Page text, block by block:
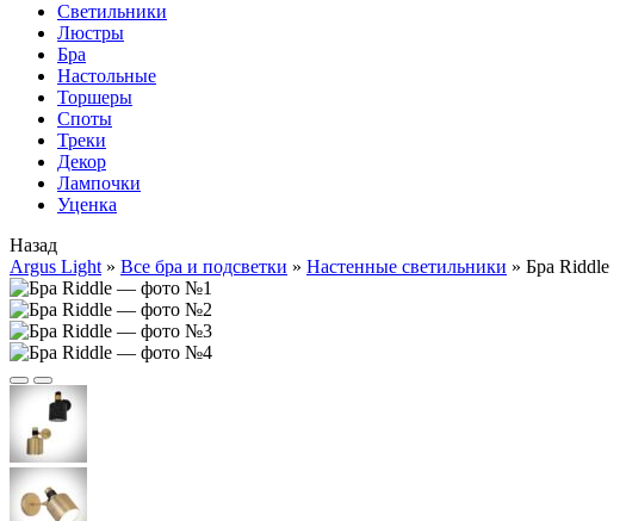
Cветильники
Люстры
Бра
Настольные
Торшеры
Споты
Треки
Декор
Лампочки
Уценка
Назад
Argus Light » Все бра и подсветки » Настенные светильники » Бра Riddle